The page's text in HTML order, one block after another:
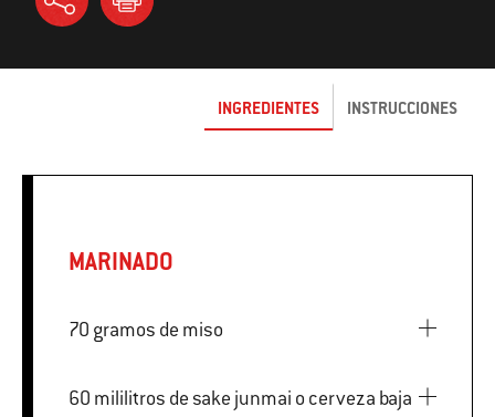
INGREDIENTES INSTRUCCIONES
MARINADO
70 gramos de miso
60 mililitros de sake junmai o cerveza baja